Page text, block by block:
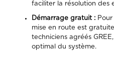
faciliter la résolution des
Démarrage gratuit :
mise en route est
techniciens agréés
optimal du système.